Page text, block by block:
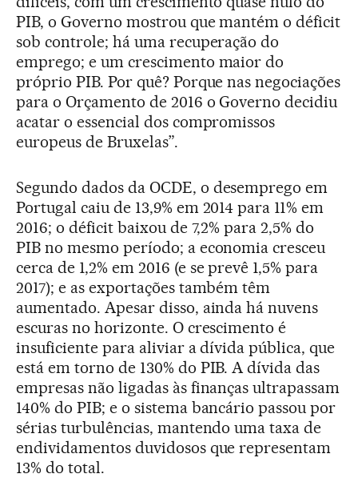
PIB, o Governo mostrou que mantém o déficit
sob controle; há uma recuperação do
emprego; e um crescimento maior do
próprio PIB. Por quê? Porque nas negociações
para o Orçamento de 2016 o Governo decidiu
acatar o essencial dos compromissos
europeus de Bruxelas”.
Segundo dados da OCDE, o desemprego em
Portugal caiu de 13,9% em 2014 para 11% em
2016; o déficit baixou de 7,2% para 2,5% do
PIB no mesmo período; a economia cresceu
cerca de 1,2% em 2016 (e se prevê 1,5% para
2017); e as exportações também têm
aumentado. Apesar disso, ainda há nuvens
escuras no horizonte. O crescimento é
insuficiente para aliviar a dívida pública, que
está em torno de 130% do PIB. A dívida das
empresas não ligadas às finanças ultrapassam
140% do PIB; e o sistema bancário passou por
sérias turbulências, mantendo uma taxa de
endividamentos duvidosos que representam
13% do total.